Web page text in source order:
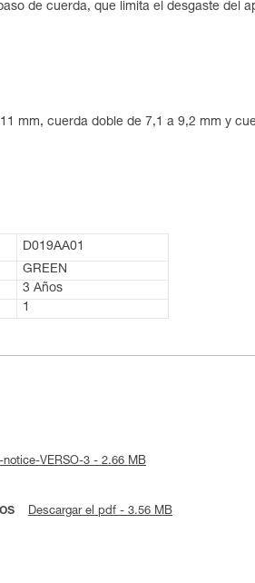
de cuerda, que limita el desgaste del
mm, cuerda doble de 7,1 a 9,2 mm y
D019AA01
GREEN
3 Años
1
VERSO-3 - 2.66 MB
Descargar el pdf - 3.56 MB